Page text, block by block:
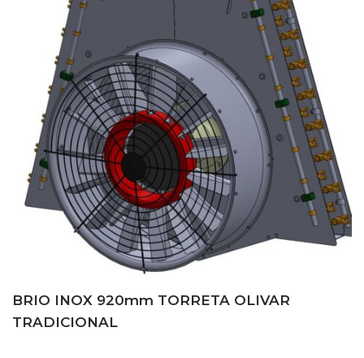
BRIO INOX 920mm TORRETA OLIVAR
TRADICIONAL